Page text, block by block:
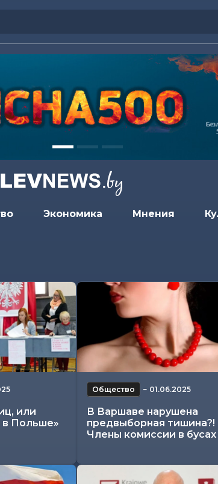
Экономика Мнения
или
в Польше»
Общество − 01.06.2025
В Варшаве нарушена
предвыборная тишина?!
Члены комиссии в бусах